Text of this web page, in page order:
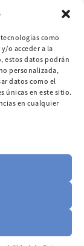
como
o acceder a la
estos datos podrán
personalizada,
datos como el
únicas en este sitio.
en cualquier